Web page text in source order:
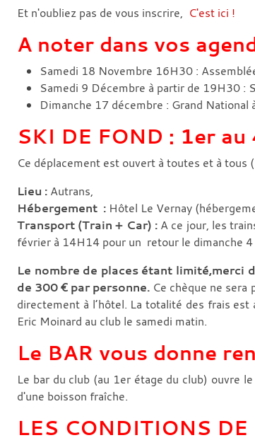
Et n'oubliez pas de vous inscrire, C'est ici !
A noter dans vos
Samedi 18 Novembre 16H30 :
Samedi 9 Décembre à partir de 19H30 :
Dimanche 17 décembre : Grand National
SKI DE FOND : 1er
Ce déplacement est ouvert à toutes et à tous
Lieu : Autrans,
Hébergement : Hôtel Le Vernay
Transport (Train + Car) : A ce jour, les
février à 14H14 pour un retour le dimanche
Le nombre de places étant limité,merci
de 300 € par personne. Ce chèque ne
directement à l’hôtel. La totalité des frais
Eric Moinard au club le samedi matin.
Le BAR vous donne
Le bar du club (au 1er étage du club) ouvre
d'une boisson fraîche.
LES CONDITIONS